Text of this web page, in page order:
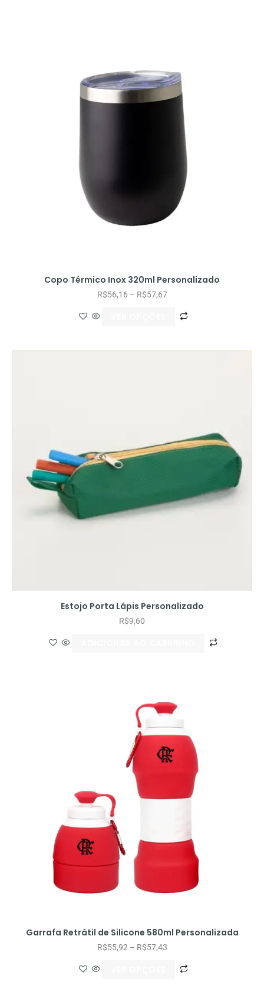
Copo Térmico Inox 320ml Personalizado
R$56,16 – R$57,67
Estojo Porta Lápis Personalizado
R$9,60
Garrafa Retrátil de Silicone 580ml Personalizada
R$55,92 – R$57,43